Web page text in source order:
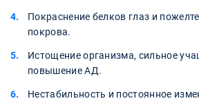
Покраснение белков глаз и
покрова.
Истощение организма, сильное
повышение АД.
Нестабильность и постоянное